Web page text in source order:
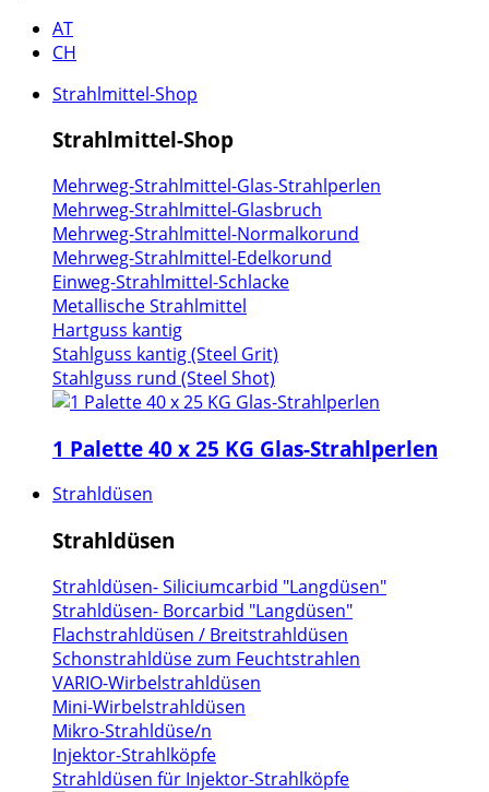
AT
CH
Strahlmittel-Shop
Strahlmittel-Shop
Mehrweg-Strahlmittel-Glas-Strahlperlen
Mehrweg-Strahlmittel-Glasbruch
Mehrweg-Strahlmittel-Normalkorund
Mehrweg-Strahlmittel-Edelkorund
Einweg-Strahlmittel-Schlacke
Metallische Strahlmittel
Hartguss kantig
Stahlguss kantig (Steel Grit)
Stahlguss rund (Steel Shot)
1 Palette 40 x 25 KG Glas-Strahlperlen
Strahldüsen
Strahldüsen
Strahldüsen- Siliciumcarbid "Langdüsen"
Strahldüsen- Borcarbid "Langdüsen"
Flachstrahldüsen / Breitstrahldüsen
Schonstrahldüse zum Feuchtstrahlen
VARIO-Wirbelstrahldüsen
Mini-Wirbelstrahldüsen
Mikro-Strahldüse/n
Injektor-Strahlköpfe
Strahldüsen für Injektor-Strahlköpfe